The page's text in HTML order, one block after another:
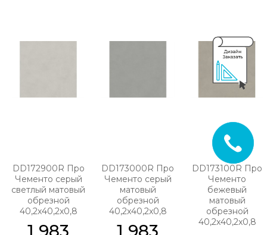
DD172900R Про
Чементо серый
светлый матовый
обрезной
40,2x40,2x0,8
1 983
DD173000R Про
Чементо серый
матовый
обрезной
40,2x40,2x0,8
1 983
DD173100R Про
Чементо
бежевый
матовый
обрезной
40,2x40,2x0,8